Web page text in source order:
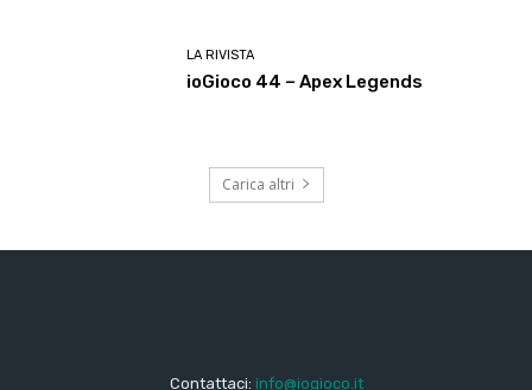
LA RIVISTA
ioGioco 44 – Apex Legends
Carica altri
Contattaci: info@iogioco.it